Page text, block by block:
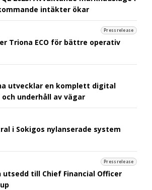
intäkter ökar
Pressrelease
Triona ECO för bättre operativ
utvecklar en komplett digital
underhåll av vägar
i Sokigos nylanserade system
Pressrelease
utsedd till Chief Financial Officer